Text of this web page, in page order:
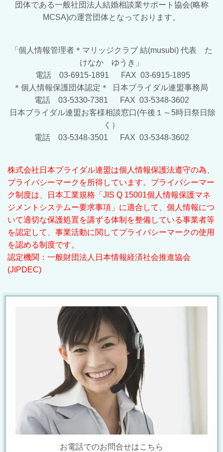
団体である一般社団法人結婚相談業サポート協会(略称
MCSA)の運営団体となっております。
「 個人情報管理者＊マリッジクラブ 結(musubi) 代表 た
けなか ゆうき」
電話 03-6915-1891 FAX 03-6915-1895
＊個人情報保護団体認定＊ 日本ブライダル連盟事務局
電話 03-5330-7381 FAX 03-5348-3602
日本ブライダル連盟お客様相談窓口(午後１～5時日祭日除
く）
電話 03-5348-3501 FAX 03-5348-3602
株式会社日本ブライダル連盟は個人情報保護法遵守の為、
プライバシーマークを所得しています。 プライバシーマー
ク制度は、日本工業規格「JIS Q 15001個人情報保護マネ
ジメントシステムー要求事項」に適合して、個人情報につ
いて適切な保護処置を講ずる体制を整備している事業者等
を認定して、事業活動に関してプライバシーマークの使用
を認める制度です。
認定機関：一般財団法人日本情報経済社会推進協会
(JIPDEC)
お電話でのお問合せはこちら